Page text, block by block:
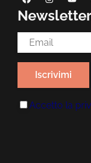
Newsletter
Email Address*
Accetto la